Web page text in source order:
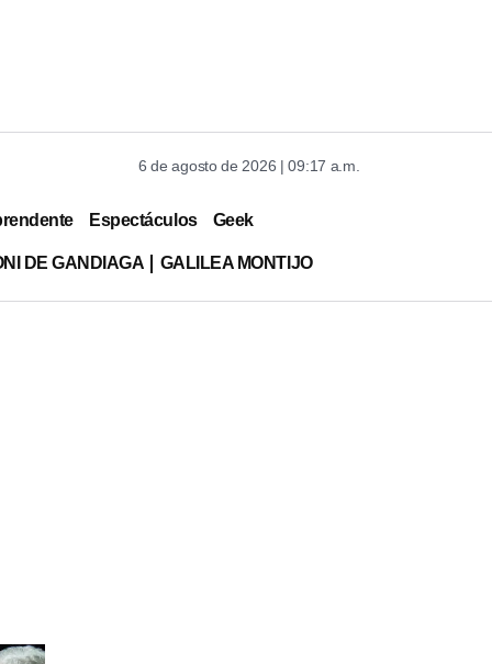
6 de agosto de 2026 | 09:17 a.m.
Espectáculos Geek
DE GANDIAGA GALILEA MONTIJO